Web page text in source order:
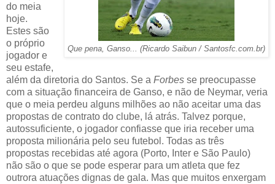
Que pena, Ganso... (Ricardo Saibun / Santosfc.com.br)
do meia
hoje.
Estes são
o próprio
jogador e
seu estafe,
além da diretoria do Santos. Se a Forbes se preocupasse
com a situação financeira de Ganso, e não de Neymar, veria
que o meia perdeu alguns milhões ao não aceitar uma das
propostas de contrato do clube, lá atrás. Talvez porque,
autossuficiente, o jogador confiasse que iria receber uma
proposta milionária pelo seu futebol. Todas as três
propostas recebidas até agora (Porto, Inter e São Paulo)
não são o que se pode esperar para um atleta que fez
outrora atuações dignas de gala. Mas que muitos enxergam